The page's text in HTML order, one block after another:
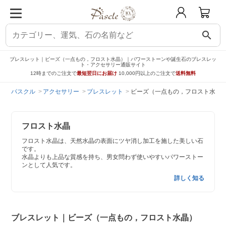
search
ブレスレット｜ビーズ（一点もの，フロスト水晶）｜パワーストーンや誕生石のブレスレッ
ト・アクセサリー通販サイト
12時までのご注文で最短翌日にお届け 10,000円以上のご注文で送料無料
パスクル アクセサリー ブレスレット ビーズ（一点もの，フロスト水晶
フロスト水晶
フロスト水晶は、天然水晶の表面にツヤ消し加工を施した美しい石
です。
水晶よりも上品な質感を持ち、男女問わず使いやすいパワーストー
ンとして人気です。
詳しく知る
ブレスレット｜ビーズ（一点もの，フロスト水晶）